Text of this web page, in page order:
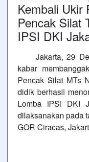
Kembali Ukir
Pencak Silat
IPSI DKI
Jakarta, 29
kabar
Pencak Silat MTs
didik berhasil
Lomba IPSI DKI
dilaksanakan pada
GOR Ciracas,